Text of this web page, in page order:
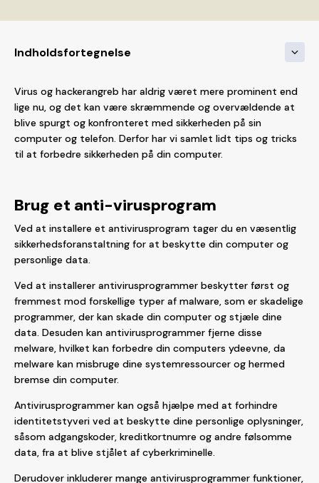
Virus og hackerangreb har aldrig været mere prominent end
lige nu, og det kan være skræmmende og overvældende at
blive spurgt og konfronteret med sikkerheden på sin
computer og telefon. Derfor har vi samlet lidt tips og tricks
til at forbedre sikkerheden på din computer.
Brug et anti-virusprogram
Ved at installere et antivirusprogram tager du en væsentlig
sikkerhedsforanstaltning for at beskytte din computer og
personlige data.
Ved at installerer antivirusprogrammer beskytter først og
fremmest mod forskellige typer af malware, som er skadelige
programmer, der kan skade din computer og stjæle dine
data. Desuden kan antivirusprogrammer fjerne disse
melware, hvilket kan forbedre din computers ydeevne, da
melware kan misbruge dine systemressourcer og hermed
bremse din computer.
Antivirusprogrammer kan også hjælpe med at forhindre
identitetstyveri ved at beskytte dine personlige oplysninger,
såsom adgangskoder, kreditkortnumre og andre følsomme
data, fra at blive stjålet af cyberkriminelle.
Derudover inkluderer mange antivirusprogrammer funktioner,
Indholdsfortegnelse